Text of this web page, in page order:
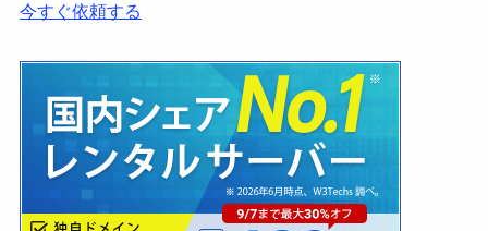
今すぐ依頼する